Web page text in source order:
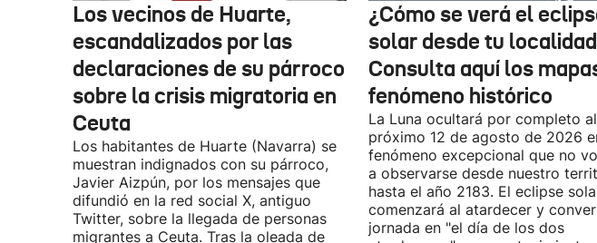
Los vecinos de Huarte,
escandalizados por las
declaraciones de su párroco
sobre la crisis migratoria en
Ceuta
Los habitantes de Huarte (Navarra) se
muestran indignados con su párroco,
Javier Aizpún, por los mensajes que
difundió en la red social X, antiguo
Twitter, sobre la llegada de personas
migrantes a Ceuta. Tras la oleada de
¿Cómo se verá el
solar desde tu
Consulta aquí los
fenómeno histórico
La Luna ocultará por completo
próximo 12 de agosto de 2026
fenómeno excepcional que no
a observarse desde nuestro
hasta el año 2183. El eclipse
comenzará al atardecer y
jornada en "el día de los dos